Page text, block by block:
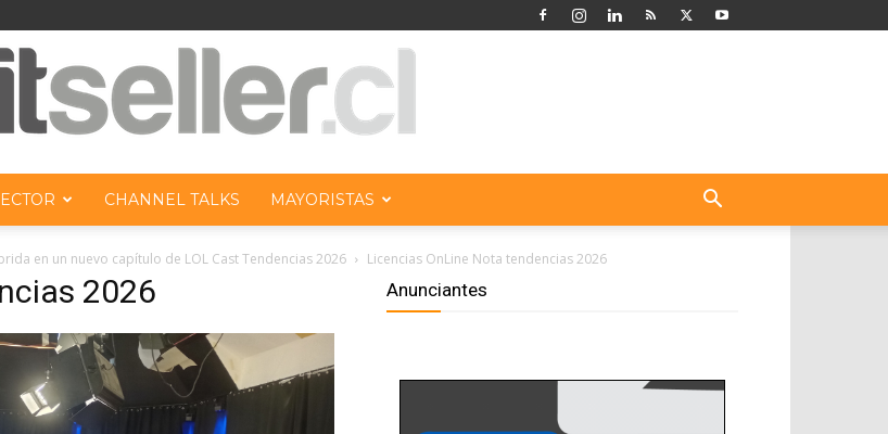
Chile
CHANNEL TALKS MAYORISTAS
en un nuevo capítulo de LOL Cast Tendencias 2026 Licencias OnLine Nota tendencias 2026
2026 Anunciantes